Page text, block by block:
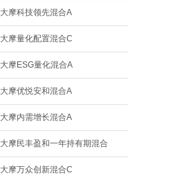
大摩科技领先混合A
大摩量化配置混合C
大摩ESG量化混合A
大摩优悦安和混合A
大摩内需增长混合A
大摩民丰盈和一年持有期混合
大摩万众创新混合C